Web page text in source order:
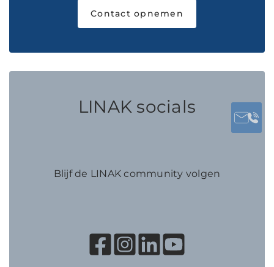
Contact opnemen
LINAK socials
Blijf de LINAK community volgen